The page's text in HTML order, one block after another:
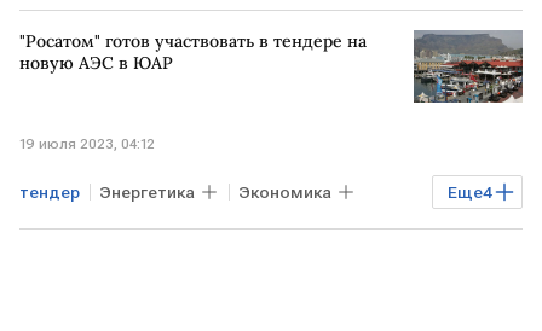
РОССИЯ аэропорт АБХАЗИЯ
"Росатом" готов участвовать в тендере на
новую АЭС в ЮАР
19 июля 2023, 04:12
Еще4
тендер Энергетика Экономика
Мировая экономика Росатом ЮАР